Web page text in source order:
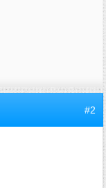
#2